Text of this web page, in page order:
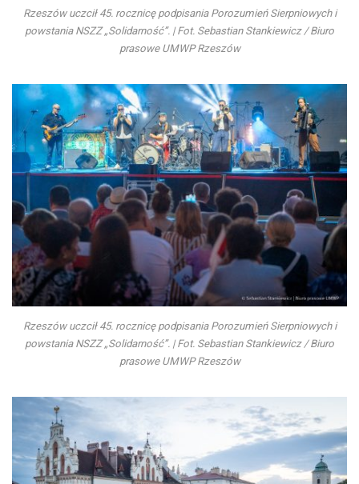
Rzeszów uczcił 45. rocznicę podpisania Porozumień Sierpniowych i
powstania NSZZ „Solidarność”. | Fot. Sebastian Stankiewicz / Biuro
prasowe UMWP Rzeszów
Rzeszów uczcił 45. rocznicę podpisania Porozumień Sierpniowych i
powstania NSZZ „Solidarność”. | Fot. Sebastian Stankiewicz / Biuro
prasowe UMWP Rzeszów